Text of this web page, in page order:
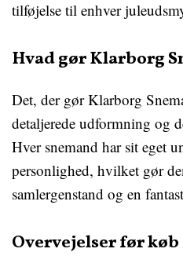
tilføjelse til enhver
Hvad gør Klarborg
Det, der gør Klarborg
detaljerede udformning og
Hver snemand har sit eget
personlighed, hvilket gør
samlergenstand og en
Overvejelser før køb